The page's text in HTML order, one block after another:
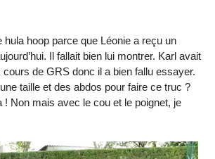
hula hoop parce que Léonie a reçu un
Il fallait bien lui montrer. Karl avait
cours de GRS donc il a bien fallu essayer.
taille et des abdos pour faire ce truc ?
! Non mais avec le cou et le poignet, je